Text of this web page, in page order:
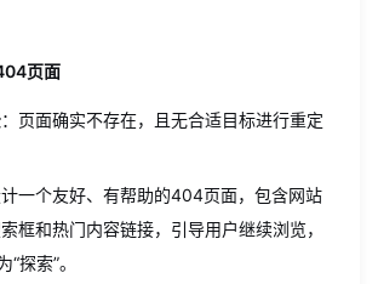
页面
：页面确实不存在，且无合适目标进行重定
计一个友好、有帮助的404页面，包含网站
框和热门内容链接，引导用户继续浏览，
“探索”。